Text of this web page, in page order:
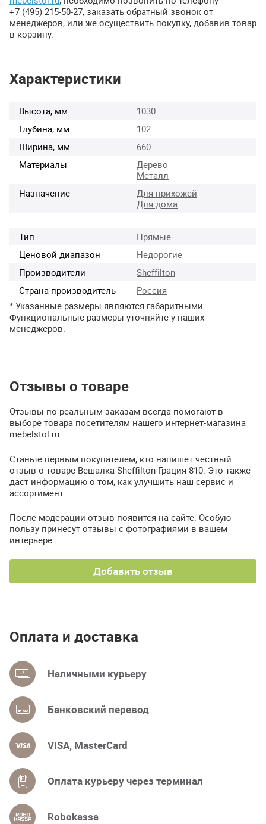
+7 (495) 215-50-27, заказать обратный звонок от
менеджеров, или же осуществить покупку, добавив товар
в корзину.
Характеристики
Высота, мм
1030
Глубина, мм
102
Ширина, мм
660
Материалы
Дерево
Металл
Назначение
Для прихожей
Для дома
Тип
Прямые
Ценовой диапазон
Недорогие
Производители
Sheffilton
Страна-производитель
Россия
* Указанные размеры являются габаритными.
Функциональные размеры уточняйте у наших
менеджеров.
Отзывы о товаре
Отзывы по реальным заказам всегда помогают в
выборе товара посетителям нашего интернет-магазина
mebelstol.ru.
Станьте первым покупателем, кто напишет честный
отзыв о товаре Вешалка Sheffilton Грация 810. Это также
даст информацию о том, как улучшить наш сервис и
ассортимент.
После модерации отзыв появится на сайте. Особую
пользу принесут отзывы с фотографиями в вашем
интерьере.
Добавить отзыв
Оплата и доставка
Наличными курьеру
Банковский перевод
VISA, MasterCard
Оплата курьеру через терминал
Robokassa